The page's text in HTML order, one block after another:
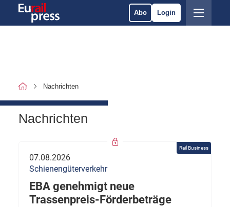
Abo Login
Nachrichten
Nachrichten
Rail Business
07.08.2026
Schienengüterverkehr
EBA genehmigt neue
Trassenpreis-Förderbeträge